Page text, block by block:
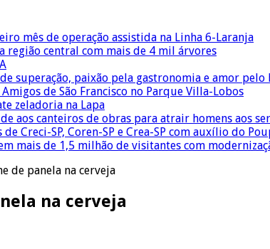
mês de operação assistida na Linha 6-Laranja
região central com mais de 4 mil árvores
superação, paixão pela gastronomia e amor
de São Francisco no Parque Villa-Lobos
zeladoria na Lapa
aos canteiros de obras para atrair homens aos
Creci-SP, Coren-SP e Crea-SP com auxílio do
mais de 1,5 milhão de visitantes com
de panela na cerveja
na cerveja